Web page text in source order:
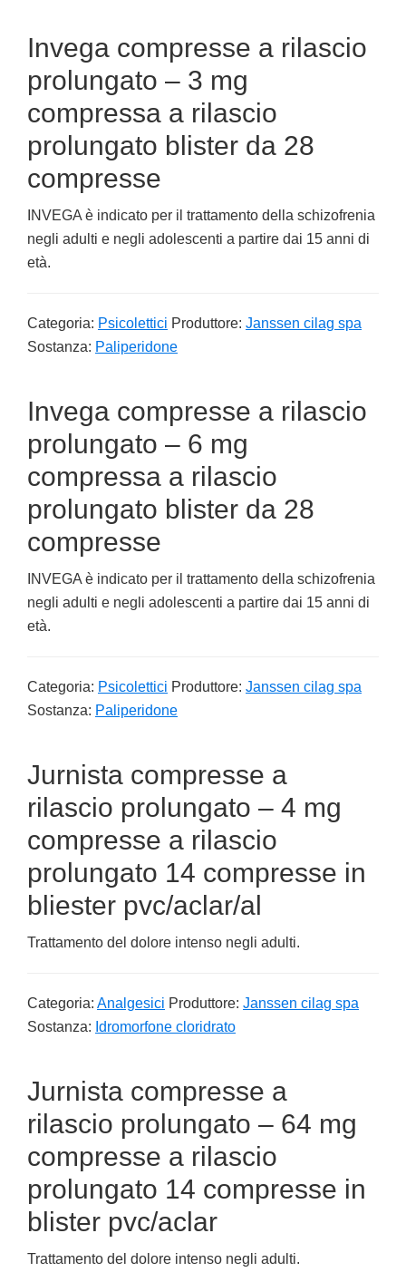
Invega compresse a rilascio
prolungato – 3 mg
compressa a rilascio
prolungato blister da 28
compresse
INVEGA è indicato per il trattamento della schizofrenia
negli adulti e negli adolescenti a partire dai 15 anni di
età.
Categoria: Psicolettici Produttore: Janssen cilag spa
Sostanza: Paliperidone
Invega compresse a rilascio
prolungato – 6 mg
compressa a rilascio
prolungato blister da 28
compresse
INVEGA è indicato per il trattamento della schizofrenia
negli adulti e negli adolescenti a partire dai 15 anni di
età.
Categoria: Psicolettici Produttore: Janssen cilag spa
Sostanza: Paliperidone
Jurnista compresse a
rilascio prolungato – 4 mg
compresse a rilascio
prolungato 14 compresse in
bliester pvc/aclar/al
Trattamento del dolore intenso negli adulti.
Categoria: Analgesici Produttore: Janssen cilag spa
Sostanza: Idromorfone cloridrato
Jurnista compresse a
rilascio prolungato – 64 mg
compresse a rilascio
prolungato 14 compresse in
blister pvc/aclar
Trattamento del dolore intenso negli adulti.